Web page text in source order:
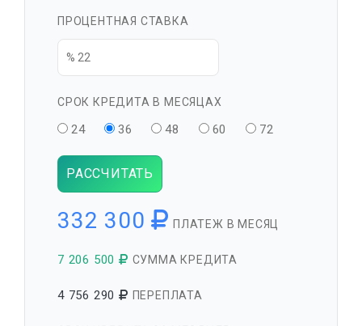
ПРОЦЕНТНАЯ СТАВКА
СРОК КРЕДИТА В МЕСЯЦАХ
24 36 48 60 72
РАССЧИТАТЬ
332 300 ПЛАТЕЖ В МЕСЯЦ
7 206 500 СУММА КРЕДИТА
4 756 290 ПЕРЕПЛАТА